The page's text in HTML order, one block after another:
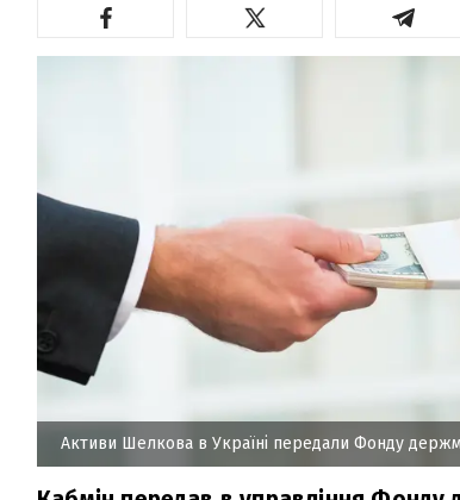
Активи Шелкова в Україні передали Фонду